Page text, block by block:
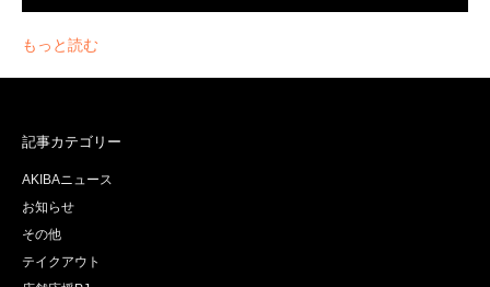
もっと読む
記事カテゴリー
AKIBAニュース
お知らせ
その他
テイクアウト